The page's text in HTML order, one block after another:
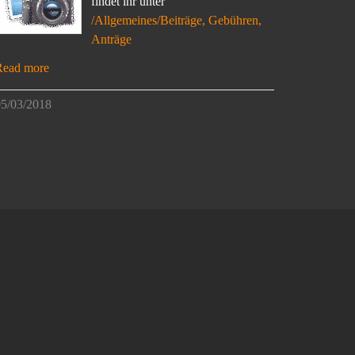
/Allgemeines/Beiträge, Gebühren,
Anträge
more
03/2018